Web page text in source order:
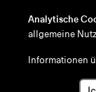
Cookie-
Analytische
allgemeine
Informationen